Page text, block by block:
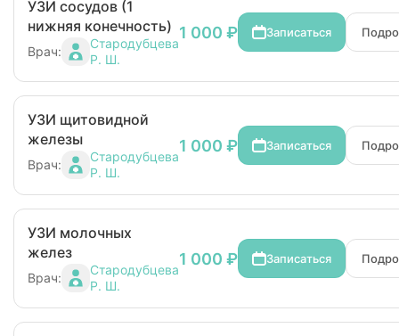
УЗИ сосудов (1
нижняя конечность)
Врач:
Стародубцева
Р. Ш.
1 000 ₽ Записаться
УЗИ щитовидной
железы
Врач:
Стародубцева
Р. Ш.
1 000 ₽ Записаться
УЗИ молочных
желез
Врач:
Стародубцева
Р. Ш.
1 000 ₽ Записаться